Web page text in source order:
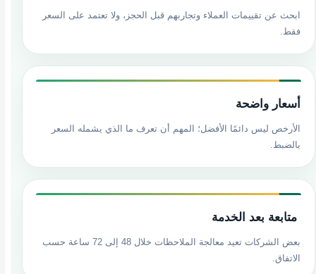
ابحث عن تقييمات العملاء وتجاربهم قبل الحجز، ولا تعتمد على السعر
فقط.
أسعار واضحة
الأرخص ليس دائمًا الأفضل؛ المهم أن تعرف ما الذي يشمله السعر
بالضبط.
️ متابعة بعد الخدمة
بعض الشركات تعيد معالجة الملاحظات خلال 48 إلى 72 ساعة حسب
الاتفاق.